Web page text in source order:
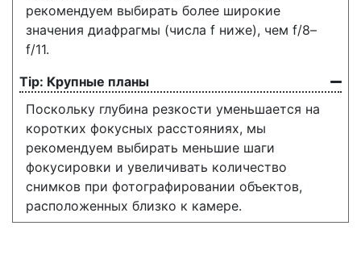
рекомендуем выбирать более широкие
значения диафрагмы (числа f ниже), чем f/8–
f/11.
Крупные планы
Поскольку глубина резкости уменьшается на
коротких фокусных расстояниях, мы
рекомендуем выбирать меньшие шаги
фокусировки и увеличивать количество
снимков при фотографировании объектов,
расположенных близко к камере.